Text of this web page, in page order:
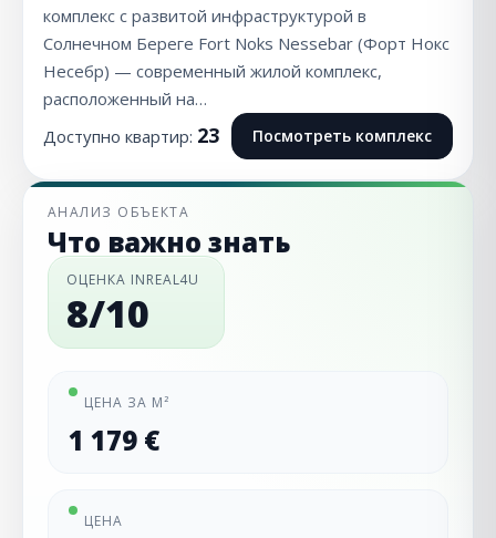
комплекс с развитой инфраструктурой в
Солнечном Береге Fort Noks Nessebar (Форт Нокс
Несебр) — современный жилой комплекс,
расположенный на…
Доступно квартир: 23 Посмотреть комплекс
АНАЛИЗ ОБЪЕКТА
Что важно знать
ОЦЕНКА INREAL4U
8/10
ЦЕНА ЗА М²
1 179 €
ЦЕНА